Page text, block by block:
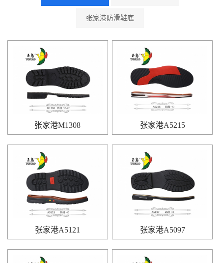
张家港防滑鞋底
张家港M1308 张家港A5215
张家港A5121 张家港A5097